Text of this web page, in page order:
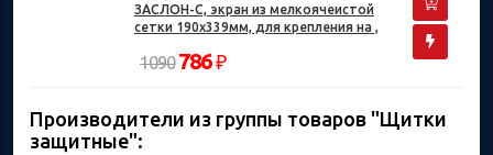
ЗАСЛОН-С, экран из мелкоячеистой
сетки 190х339мм, для крепления на ,
1090 786₽
Производители из группы товаров "Щитки
защитные":